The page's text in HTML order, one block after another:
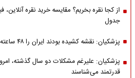
جدول
پزشکیان: نقشه کشیده بودند ایران را ۴۸ ساعته مثل سوریه بگیرند
پزشکیان: علیرغم مشکلات دو سال گذشته،
قدرتمند می‌شناسند